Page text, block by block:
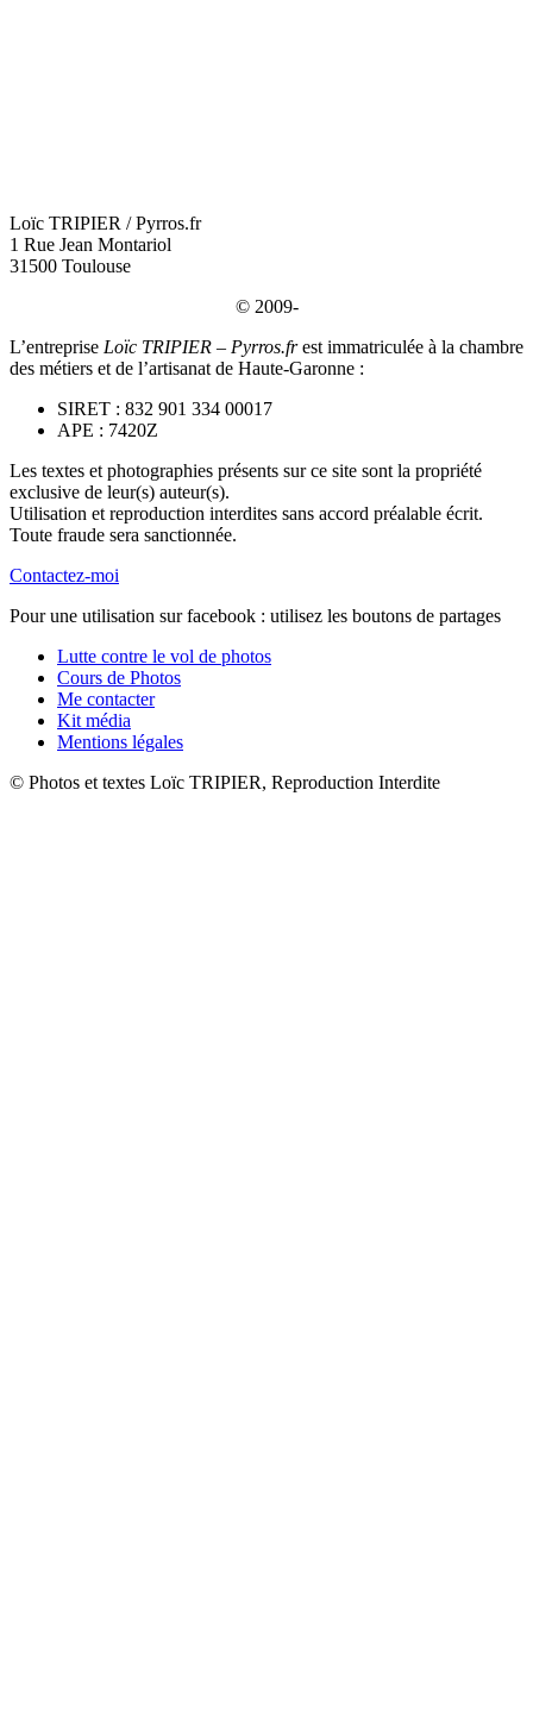
Loïc TRIPIER / Pyrros.fr
1 Rue Jean Montariol
31500 Toulouse
© 2009-
L’entreprise Loïc TRIPIER – Pyrros.frest immatriculée à la chambre
des métiers et de l’artisanat de Haute-Garonne :
SIRET : 832 901 334 00017
APE : 7420Z
Les textes et photographies présents sur ce site sont la propriété
exclusive de leur(s) auteur(s).
Utilisation et reproduction interdites sans accord préalable écrit.
Toute fraude sera sanctionnée.
Contactez-moi
Pour une utilisation sur facebook : utilisez les boutons de partages
Lutte contre le vol de photos
Cours de Photos
Me contacter
Kit média
Mentions légales
© Photos et textes Loïc TRIPIER, Reproduction Interdite